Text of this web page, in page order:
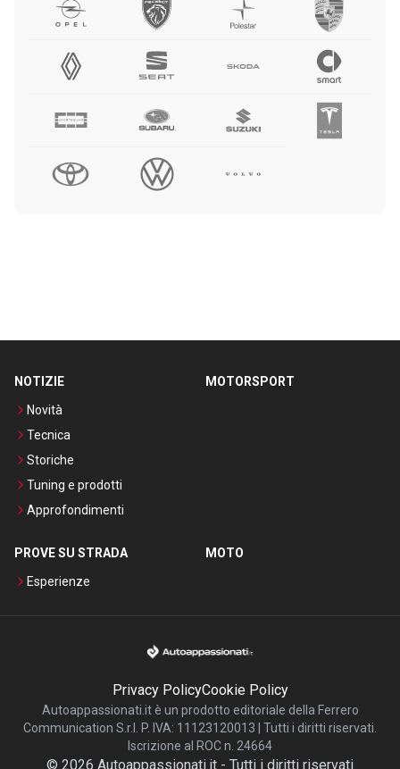
NOTIZIE
Novità
Tecnica
Storiche
Tuning e prodotti
Approfondimenti
MOTORSPORT
PROVE SU STRADA
Esperienze
MOTO
Privacy PolicyCookie Policy
Autoappassionati.it è un prodotto editoriale della Ferrero
Communication S.r.l. P. IVA: 11123120013 | Tutti i diritti riservati.
Iscrizione al ROC n. 24664
© 2026 Autoappassionati.it - Tutti i diritti riservati